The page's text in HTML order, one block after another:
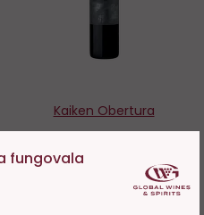
Kaiken Obertura
Iba na predajni
fungovala